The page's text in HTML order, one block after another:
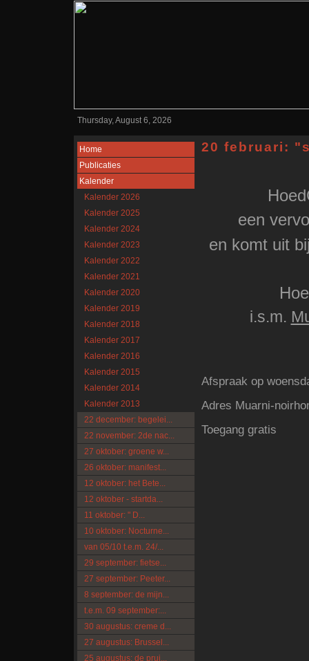
Thursday, August 6, 2026
Home
Publicaties
Kalender
Kalender 2026
Kalender 2025
Kalender 2024
Kalender 2023
Kalender 2022
Kalender 2021
Kalender 2020
Kalender 2019
Kalender 2018
Kalender 2017
Kalender 2016
Kalender 2015
Kalender 2014
Kalender 2013
22 december: begelei...
22 november: 2de nac...
27 oktober: groene w...
26 oktober: manifest...
12 oktober: het Bete...
12 oktober - startda...
11 oktober: " D...
10 oktober: Nocturne...
van 05/10 t.e.m. 24/...
29 september: fietse...
27 september: Peeter...
8 september: de mijn...
t.e.m. 09 september:...
30 augustus: creme d...
27 augustus: Brussel...
25 augustus: de prui...
20 februari:
een
en komt uit
i.s.m.
Afspraak op
Adres Muarni-
Toegang gratis